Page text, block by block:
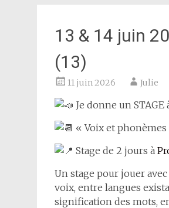
13 & 14 juin
(13)
11 juin 2026 Julie
Je donne un
« Voix et
Stage de 2 jours à
Un stage pour jouer
voix, entre langues
signification des mots,